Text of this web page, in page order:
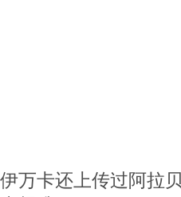
伊万卡还上传过阿拉